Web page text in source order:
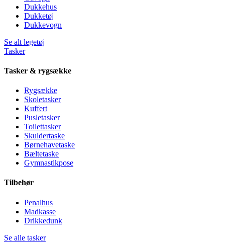
Dukkehus
Dukketøj
Dukkevogn
Se alt legetøj
Tasker
Tasker & rygsække
Rygsække
Skoletasker
Kuffert
Pusletasker
Toilettasker
Skuldertaske
Børnehavetaske
Bæltetaske
Gymnastikpose
Tilbehør
Penalhus
Madkasse
Drikkedunk
Se alle tasker